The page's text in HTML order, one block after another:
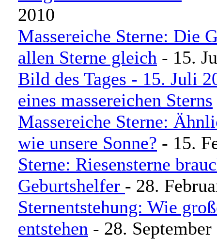
2010
Massereiche Sterne: Die
allen Sterne gleich - 15.
Bild des Tages - 15. Juli
eines massereichen Sterns
Massereiche Sterne:
wie unsere Sonne? - 15.
Sterne: Riesensterne
Geburtshelfer - 28.
Sternentstehung: Wie
entstehen - 28. September